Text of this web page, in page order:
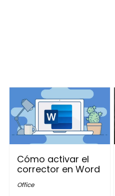
Cómo activar el
corrector en Word
Office